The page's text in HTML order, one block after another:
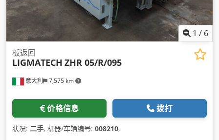
1 / 6
意大利 7,575 km
板返回
LIGMATECH ZHR 05/R/095
价格信息 拨打
状况: 二手, 机器/车辆编号: 008210,